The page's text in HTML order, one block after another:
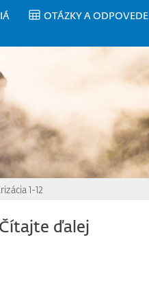
OTÁZKY A ODPOVEDE
1-12
ďalej